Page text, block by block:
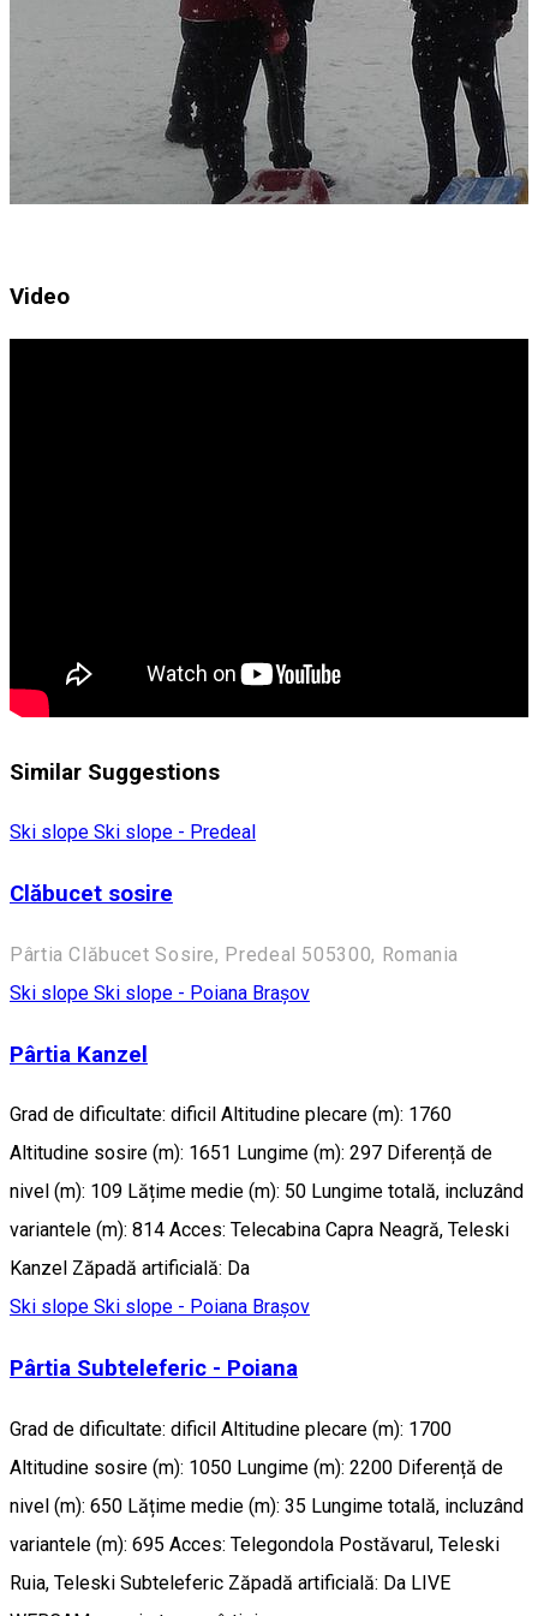
Video
Similar Suggestions
Ski slope Ski slope - Predeal
Clăbucet sosire
Pârtia Clăbucet Sosire, Predeal 505300, Romania
Ski slope Ski slope - Poiana Brașov
Pârtia Kanzel
Grad de dificultate: dificil Altitudine plecare (m): 1760
Altitudine sosire (m): 1651 Lungime (m): 297 Diferență de
nivel (m): 109 Lățime medie (m): 50 Lungime totală, incluzând
variantele (m): 814 Acces: Telecabina Capra Neagră, Teleski
Kanzel Zăpadă artificială: Da
Ski slope Ski slope - Poiana Brașov
Pârtia Subteleferic - Poiana
Grad de dificultate: dificil Altitudine plecare (m): 1700
Altitudine sosire (m): 1050 Lungime (m): 2200 Diferență de
nivel (m): 650 Lățime medie (m): 35 Lungime totală, incluzând
variantele (m): 695 Acces: Telegondola Postăvarul, Teleski
Ruia, Teleski Subteleferic Zăpadă artificială: Da LIVE